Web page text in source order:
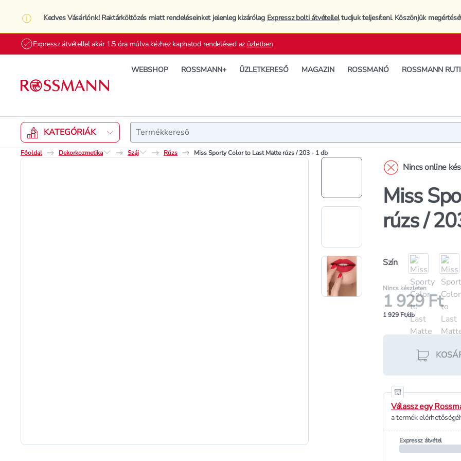
Kedves Vásárlónk! Raktárköltözés miatt rendeléseinket jelenleg kizárólag Expressz bolti átvételleltudjuk teljesíteni. Köszönjük
Expressz átvétellel akár 1.5 óra múlva kézhez kaphatod rendelésed az üzletben
WEBSHOP ROSSMANN+ ÜZLETKERESŐ MAGAZIN ROSSMANÓ ROSSMANN
KATEGÓRIÁK Keresés
Főoldal Dekorkozmetika Száj Rúzs Miss Sporty Color to Last Matte rúzs / 203 - 1 db
Nincs online
Miss
rúzs /
Szín
Nincs készleten
1 929 Ft
1 929 Ft/db
Válassz egy
a termék
Expressz átvétel